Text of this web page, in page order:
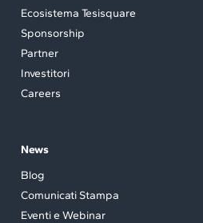
Ecosistema Tesisquare
Sponsorship
Partner
Investitori
Careers
News
Blog
Comunicati Stampa
Eventi e Webinar